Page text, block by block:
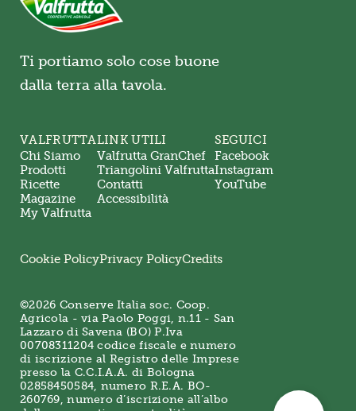
Ti portiamo solo cose buone
dalla terra alla tavola.
VALFRUTTA
Chi Siamo
Prodotti
Ricette
Magazine
My Valfrutta
LINK UTILI
Valfrutta GranChef
Triangolini Valfrutta
Contatti
Accessibilità
SEGUICI
Facebook
Instagram
YouTube
©2026 Conserve Italia soc. Coop.
Agricola - via Paolo Poggi, n.11 - San
Lazzaro di Savena (BO) P.Iva
00708311204 codice fiscale e numero
di iscrizione al Registro delle Imprese
presso la C.C.I.A.A. di Bologna
02858450584, numero R.E.A. BO-
260769, numero d’iscrizione all’albo
Cookie PolicyPrivacy PolicyCredits